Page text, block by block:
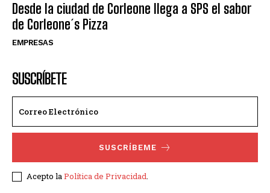
Desde la ciudad de Corleone llega a SPS el sabor
de Corleone´s Pizza
EMPRESAS
SUSCRÍBETE
SUSCRÍBEME
Acepto laPolítica de Privacidad.